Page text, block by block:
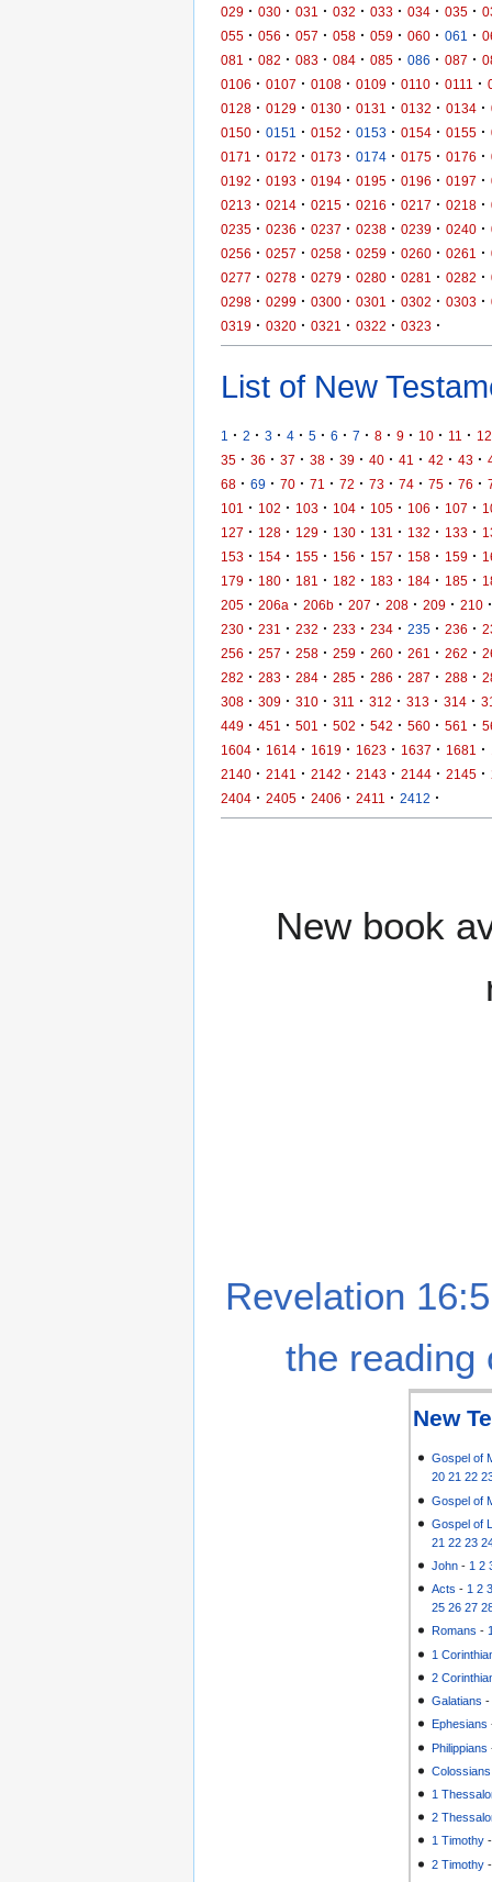
029 · 030 · 031 · 032 · 033 · 034 · 035 ·
055 · 056 · 057 · 058 · 059 · 060 · 061 ·
081
· 082 · 083 · 084 · 085 · 086 · 087 ·
0106 · 0107 · 0108 · 0109 · 0110 · 0111 ·
0128 · 0129 · 0130 · 0131 · 0132 · 0134 ·
0150 · 0151 · 0152 · 0153 · 0154 · 0155 ·
0171
· 0172 · 0173 · 0174 · 0175 · 0176 ·
0192 · 0193 · 0194 · 0195 · 0196 · 0197 ·
0213 · 0214 · 0215 · 0216 · 0217 · 0218 ·
0235 · 0236 · 0237 · 0238 · 0239 · 0240 ·
0256 · 0257 · 0258 · 0259 · 0260 · 0261 ·
0277 · 0278 · 0279 · 0280 · 0281 · 0282 ·
0298 · 0299 · 0300 · 0301 · 0302 · 0303 ·
0319 · 0320 · 0321 · 0322 · 0323 ·
List of New
1 · 2 · 3 · 4 · 5 · 6 · 7 · 8 · 9 · 10 · 11 · 12
35 · 36 · 37 · 38 · 39 · 40 · 41 · 42 · 43 ·
68 · 69 · 70 · 71 · 72 · 73 · 74 · 75 · 76 ·
101
· 102 · 103 · 104 · 105 · 106 · 107 ·
127 · 128 · 129 · 130 · 131 · 132 · 133 ·
153 · 154 · 155 · 156 · 157 · 158 · 159 ·
179 · 180 · 181 · 182 · 183 · 184 · 185 ·
205 · 206a · 206b · 207 · 208 · 209 · 210 ·
230 · 231 · 232 · 233 · 234 · 235 · 236 ·
256 · 257 · 258 · 259 · 260 · 261 · 262 ·
282 · 283 · 284 · 285 · 286 · 287 · 288 ·
308 · 309 · 310 · 311 · 312 · 313 · 314 ·
449 · 451 · 501 · 502 · 542 · 560 · 561 ·
1604 · 1614 · 1619 · 1623 · 1637 · 1681 ·
2140 · 2141 · 2142 · 2143 · 2144 · 2145 ·
2404 · 2405 · 2406 · 2411 · 2412 ·
New book
Revelation
the reading
New
Gospel of
20 21 22
Gospel of
Gospel of
21 22 23
John - 1 2
Acts - 1 2
25 26 27
Romans -
1
2
Galatians
Ephesians
Philippians
Colossians
1
2
1 Timothy
2 Timothy